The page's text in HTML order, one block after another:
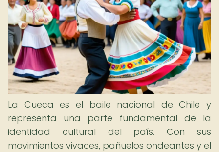
La Cueca es el baile nacional de Chile y
representa una parte fundamental de la
identidad cultural del país. Con sus
movimientos vivaces, pañuelos ondeantes y el